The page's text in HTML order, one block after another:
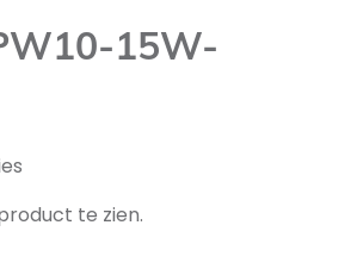
15W-
te zien.